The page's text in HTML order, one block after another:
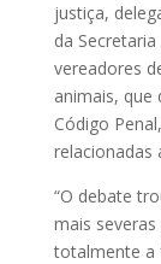
justiça,
da
vereadores
animais,
Código
relacionadas
“O debate
mais
totalmente a